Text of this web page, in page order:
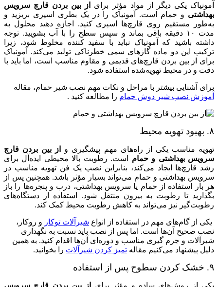
آمونیاک یکی دیگر از مواد مؤثر برای
از بین بردن قارچ سرویس
بهداشتی و حمام است. آمونیاک را در یک بطری اسپری بریزید و
به‌طور مستقیم روی قارچ‌ها اسپری کنید. اجازه دهید محلول به
مدت ۱۰ دقیقه باقی بماند و سپس سطح را با آب بشویید. توجه
داشته باشید که آمونیاک نباید با سفید کننده مخلوط شود، زیرا
ترکیب این دو ماده گازهای سمی خطرناکی تولید می‌کند. آمونیاک
برای از بین بردن قارچ‌های قدیمی و مقاوم مناسب است، اما باید با
دقت و در محیط تهویه‌شده استفاده شود.
برای آشنایی بیشتر با مراحل و نکات مهم نصب شیر حمام، مقاله
آموزش نصب شیر دوش حمام را مطالعه کنید .
۸. بهبود تهویه محیط
تهویه مناسب یکی از راه‌های مهم پیشگیری و
از بین بردن قارچ
سرویس بهداشتی و حمام است. رطوبت بالا محیطی ایده‌آل برای
رشد قارچ‌ها ایجاد می‌کند، بنابراین نصب یک فن تهویه مناسب در
سرویس بهداشتی و حمام می‌تواند بسیار مؤثر باشد. همچنین پس از
هر بار استفاده از حمام یا سرویس بهداشتی، درب و پنجره‌ها را باز
بگذارید تا رطوبت به بیرون منتقل شود. استفاده از دستگاه‌های
رطوبت‌گیر نیز می‌تواند به کاهش رطوبت محیط کمک کند.
یکی از گام‌های مهم در استفاده از انواع شیرآلات توکار و روکار،
نصب صحیح آن‌ها است. اما پس از نصب باید نسبت به نگهداری
شیرآلات و جرم گیری مناسب و دوره‌ای آن‌ها اقدام کنید. به همین
دلیل پیشنهاد می‌کنیم مقاله تمیز کردن شیرآلات را بخوانید.
۹. خشک کردن سطوح پس از استفاده
یکی از روش‌های ساده و مؤثر برای
از بین بردن قارچ سرویس